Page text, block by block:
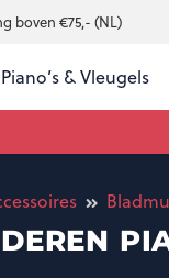
boven €75,- (NL)
Piano’s & Vleugels